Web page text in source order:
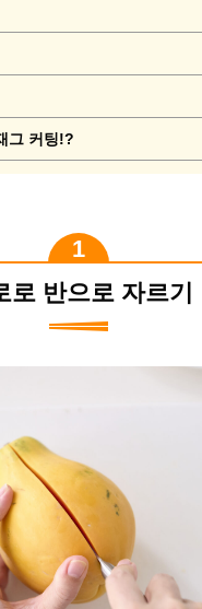
그 커팅!?
로 반으로 자르기